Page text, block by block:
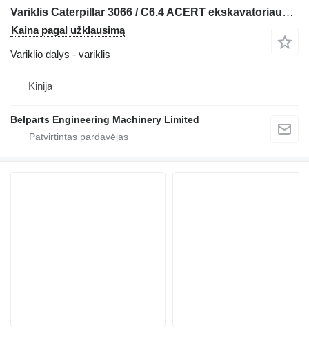
Variklis Caterpillar 3066 / C6.4 ACERT ekskavatoriaus Caterpillar 320C 320D 321C 323D L
Kaina pagal užklausimą
Variklio dalys - variklis
Kinija
Belparts Engineering Machinery Limited